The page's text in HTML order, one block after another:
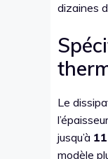
dizaines
Le
jusqu’à
modèle